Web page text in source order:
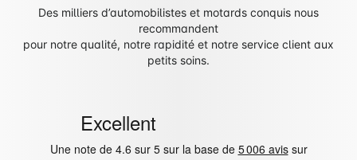
Des milliers d’automobilistes et motards conquis nous
recommandent
pour notre qualité, notre rapidité et notre service client aux
petits soins.